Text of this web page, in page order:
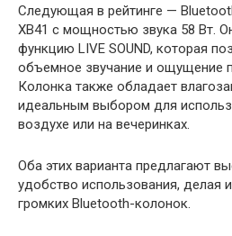
Следующая в рейтинге —
XB41 с мощностью звука 58 Вт.
функцию LIVE SOUND, которая
объемное звучание и ощущение
Колонка также обладает
идеальным выбором для
воздухе или на вечеринках.
Оба этих варианта предлагают
удобство использования, делая
громких Bluetooth-колонок.